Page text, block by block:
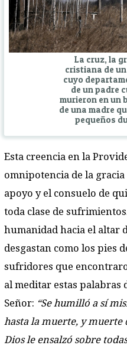
La cruz, la
cristiana de
cuyo
de un padre
murieron en un
de una madre
pequeños
Esta creencia en la
omnipotencia de la
apoyo y el consuelo de
toda clase de
humanidad hacia el altar
desgastan como los pies
sufridores que
al meditar estas palabras
Señor: “Se humilló a sí
hasta la muerte, y
Dios le ensalzó sobre